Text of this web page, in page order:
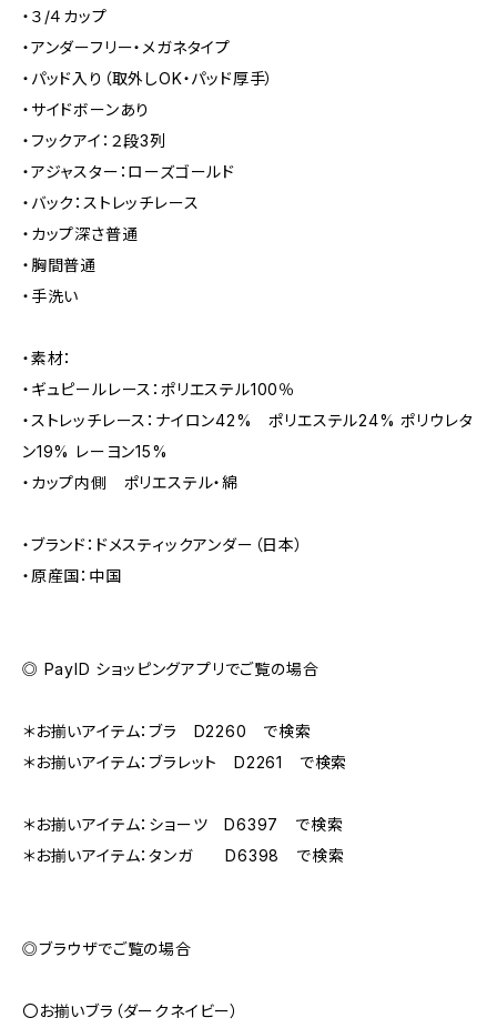
・３/４カップ
・アンダーフリー・メガネタイプ
・パッド入り（取外しOK・パッド厚手）
・サイドボーンあり
・フックアイ：２段3列
・アジャスター：ローズゴールド
・バック：ストレッチレース
・カップ深さ普通
・胸間普通
・手洗い
・素材：
・ギュピールレース：ポリエステル100％
・ストレッチレース：ナイロン42% ポリエステル24% ポリウレタ
ン19% レーヨン15%
・カップ内側 ポリエステル・綿
・ブランド：ドメスティックアンダー（日本）
・原産国：中国
◎ PayID ショッピングアプリでご覧の場合
＊お揃いアイテム：ブラ D2260 で検索
＊お揃いアイテム：ブラレット D2261 で検索
＊お揃いアイテム：ショーツ D6397 で検索
＊お揃いアイテム：タンガ D6398 で検索
◎ブラウザでご覧の場合
〇お揃いブラ（ダークネイビー）